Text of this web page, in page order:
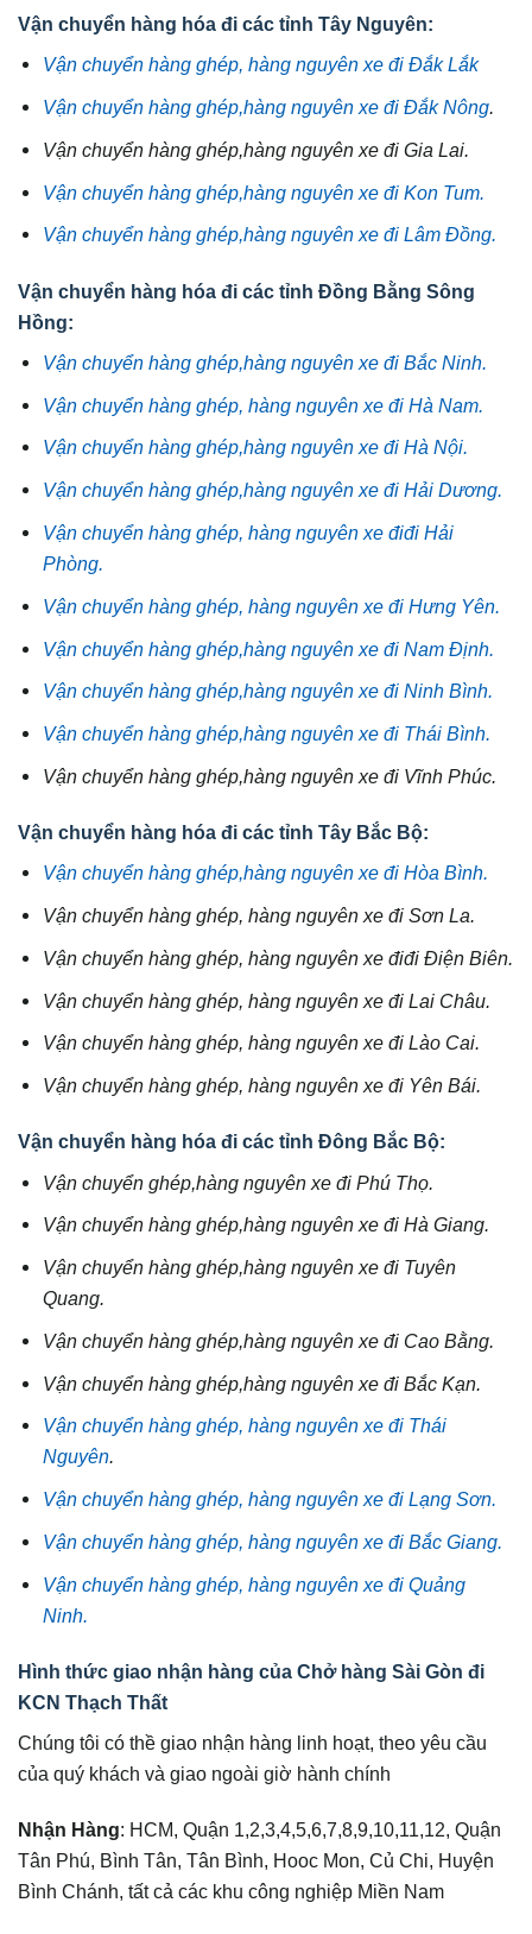
Vận chuyển hàng hóa đi các tỉnh Tây Nguyên:
Vận chuyển hàng ghép, hàng nguyên xe đi Đắk Lắk
Vận chuyển hàng ghép,hàng nguyên xe đi Đắk Nông.
Vận chuyển hàng ghép,hàng nguyên xe đi Gia Lai.
Vận chuyển hàng ghép,hàng nguyên xe đi Kon Tum.
Vận chuyển hàng ghép,hàng nguyên xe đi Lâm Đồng.
Vận chuyển hàng hóa đi các tỉnh Đồng Bằng Sông
Hồng:
Vận chuyển hàng ghép,hàng nguyên xe đi Bắc Ninh.
Vận chuyển hàng ghép, hàng nguyên xe đi Hà Nam.
Vận chuyển hàng ghép,hàng nguyên xe đi Hà Nội.
Vận chuyển hàng ghép,hàng nguyên xe đi Hải Dương.
Vận chuyển hàng ghép, hàng nguyên xe điđi Hải
Phòng.
Vận chuyển hàng ghép, hàng nguyên xe đi Hưng Yên.
Vận chuyển hàng ghép,hàng nguyên xe đi Nam Định.
Vận chuyển hàng ghép,hàng nguyên xe đi Ninh Bình.
Vận chuyển hàng ghép,hàng nguyên xe đi Thái Bình.
Vận chuyển hàng ghép,hàng nguyên xe đi Vĩnh Phúc.
Vận chuyển hàng hóa đi các tỉnh Tây Bắc Bộ:
Vận chuyển hàng ghép,hàng nguyên xe đi Hòa Bình.
Vận chuyển hàng ghép, hàng nguyên xe đi Sơn La.
Vận chuyển hàng ghép, hàng nguyên xe điđi Điện Biên.
Vận chuyển hàng ghép, hàng nguyên xe đi Lai Châu.
Vận chuyển hàng ghép, hàng nguyên xe đi Lào Cai.
Vận chuyển hàng ghép, hàng nguyên xe đi Yên Bái.
Vận chuyển hàng hóa đi các tỉnh Đông Bắc Bộ:
Vận chuyển ghép,hàng nguyên xe đi Phú Thọ.
Vận chuyển hàng ghép,hàng nguyên xe đi Hà Giang.
Vận chuyển hàng ghép,hàng nguyên xe đi Tuyên
Quang.
Vận chuyển hàng ghép,hàng nguyên xe đi Cao Bằng.
Vận chuyển hàng ghép,hàng nguyên xe đi Bắc Kạn.
Vận chuyển hàng ghép, hàng nguyên xe đi Thái
Nguyên.
Vận chuyển hàng ghép, hàng nguyên xe đi Lạng Sơn.
Vận chuyển hàng ghép, hàng nguyên xe đi Bắc Giang.
Vận chuyển hàng ghép, hàng nguyên xe đi Quảng
Ninh.
Hình thức giao nhận hàng của Chở hàng Sài Gòn đi
KCN Thạch Thất
Chúng tôi có thề giao nhận hàng linh hoạt, theo yêu cầu
của quý khách và giao ngoài giờ hành chính
Nhận Hàng: HCM, Quận 1,2,3,4,5,6,7,8,9,10,11,12, Quận
Tân Phú, Bình Tân, Tân Bình, Hooc Mon, Củ Chi, Huyện
Bình Chánh, tất cả các khu công nghiệp Miền Nam